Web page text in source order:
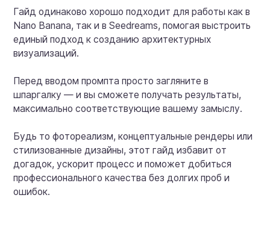
Гайд одинаково хорошо подходит для работы как в
Nano Banana, так и в Seedreams, помогая выстроить
единый подход к созданию архитектурных
визуализаций.
Перед вводом промпта просто загляните в
шпаргалку — и вы сможете получать результаты,
максимально соответствующие вашему замыслу.
Будь то фотореализм, концептуальные рендеры или
стилизованные дизайны, этот гайд избавит от
догадок, ускорит процесс и поможет добиться
профессионального качества без долгих проб и
ошибок.